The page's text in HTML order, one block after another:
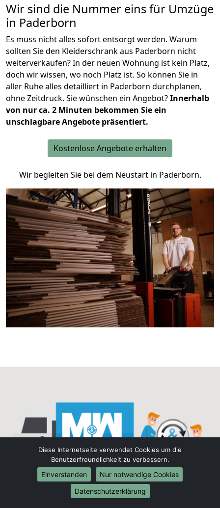
Wir sind die Nummer eins für Umzüge
in Paderborn
Es muss nicht alles sofort entsorgt werden. Warum
sollten Sie den Kleiderschrank aus Paderborn nicht
weiterverkaufen? In der neuen Wohnung ist kein Platz,
doch wir wissen, wo noch Platz ist. So können Sie in
aller Ruhe alles detailliert in Paderborn durchplanen,
ohne Zeitdruck. Sie wünschen ein Angebot?Innerhalb
von nur ca. 2 Minuten bekommen Sie ein
unschlagbare Angebote präsentiert.
Kostenlose Angebote erhalten
Wir begleiten Sie bei dem Neustart in Paderborn.
Diese Internetseite verwendet Cookies um die
Benutzerfreundlichkeit zu verbessern.
Einverstanden
Nur notwendige Cookies
Datenschutzerklärung